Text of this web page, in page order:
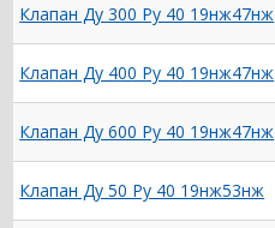
Клапан Ду 300 Ру 40 19нж47нж
Клапан Ду 400 Ру 40 19нж47нж
Клапан Ду 600 Ру 40 19нж47нж
Клапан Ду 50 Ру 40 19нж53нж